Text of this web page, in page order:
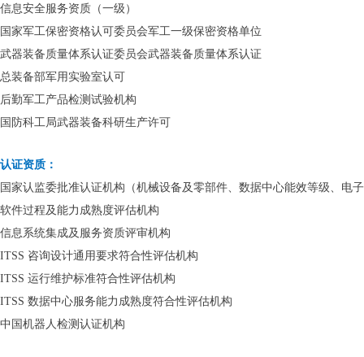
信息安全服务资质（一级）
国家军工保密资格认可委员会军工一级保密资格单位
武器装备质量体系认证委员会武器装备质量体系认证
总装备部军用实验室认可
后勤军工产品检测试验机构
国防科工局武器装备科研生产许可
认证资质：
国家认监委批准认证机构（机械设备及零部件、数据中心能效等级、电
软件过程及能力成熟度评估机构
信息系统集成及服务资质评审机构
ITSS 咨询设计通用要求符合性评估机构
ITSS 运行维护标准符合性评估机构
ITSS 数据中心服务能力成熟度符合性评估机构
中国机器人检测认证机构